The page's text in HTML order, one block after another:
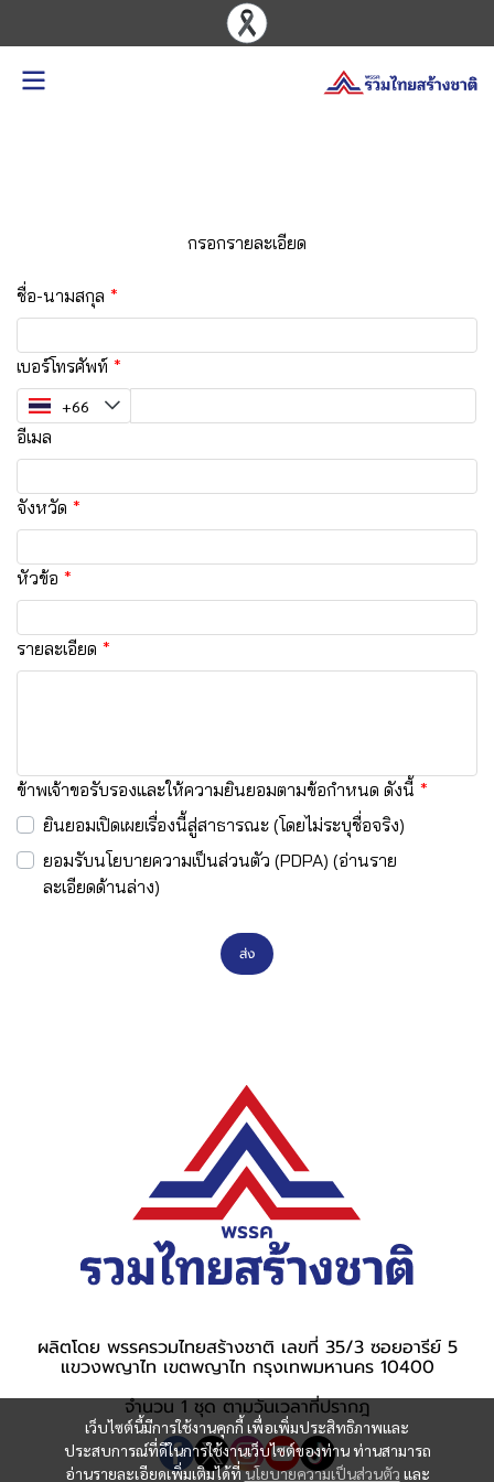
กรอกรายละเอียด
ชื่อ-นามสกุล
เบอร์โทรศัพท์
อีเมล
จังหวัด
หัวข้อ
รายละเอียด
ข้าพเจ้าขอรับรองและให้ความยินยอมตามข้อกำหนด ดังนี้
ยินยอมเปิดเผยเรื่องนี้สู่สาธารณะ (โดยไม่ระบุชื่อจริง)
ยอมรับนโยบายความเป็นส่วนตัว (PDPA) (อ่านราย
ละเอียดด้านล่าง)
ส่ง
เว็บไซต์นี้มีการใช้งานคุกกี้ เพื่อเพิ่มประสิทธิภาพและ
ประสบการณ์ที่ดีในการใช้งานเว็บไซต์ของท่าน ท่านสามารถ
อ่านรายละเอียดเพิ่มเติมได้ที่นโยบายความเป็นส่วนตัว และ
ผลิตโดย พรรครวมไทยสร้างชาติ เลขที่ 35/3 ซอยอารีย์ 5
แขวงพญาไท เขตพญาไท กรุงเทพมหานคร 10400
จำนวน 1 ชุด ตามวันเวลาที่ปรากฎ